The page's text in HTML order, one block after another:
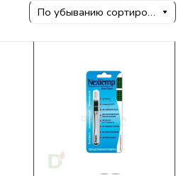
По убыванию сортировки